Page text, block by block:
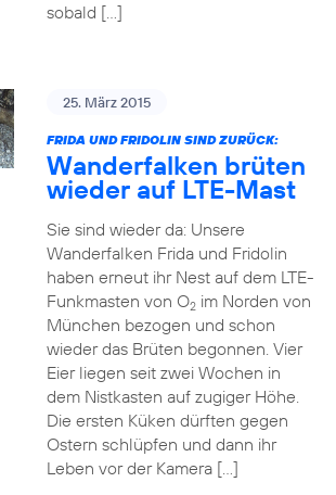
sobald […]
25. März 2015
FRIDA UND FRIDOLIN SIND ZURÜCK:
Wanderfalken brüten
wieder auf LTE-Mast
Sie sind wieder da: Unsere
Wanderfalken Frida und Fridolin
haben erneut ihr Nest auf dem LTE-
Funkmasten von O2im Norden von
München bezogen und schon
wieder das Brüten begonnen. Vier
Eier liegen seit zwei Wochen in
dem Nistkasten auf zugiger Höhe.
Die ersten Küken dürften gegen
Ostern schlüpfen und dann ihr
Leben vor der Kamera […]